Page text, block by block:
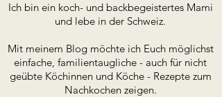
Ich bin ein koch- und backbegeistertes Mami
und lebe in der Schweiz.
Mit meinem Blog möchte ich Euch möglichst
einfache, familientaugliche - auch für nicht
geübte Köchinnen und Köche - Rezepte zum
Nachkochen zeigen.